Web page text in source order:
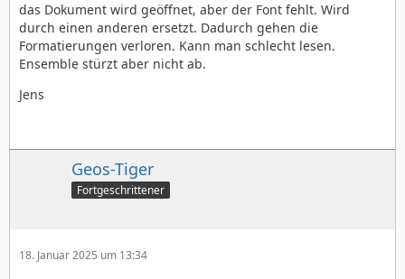
das Dokument wird geöffnet, aber der Font fehlt. Wird
durch einen anderen ersetzt. Dadurch gehen die
Formatierungen verloren. Kann man schlecht lesen.
Ensemble stürzt aber nicht ab.
Jens
Geos-Tiger
Fortgeschrittener
18. Januar 2025 um 13:34